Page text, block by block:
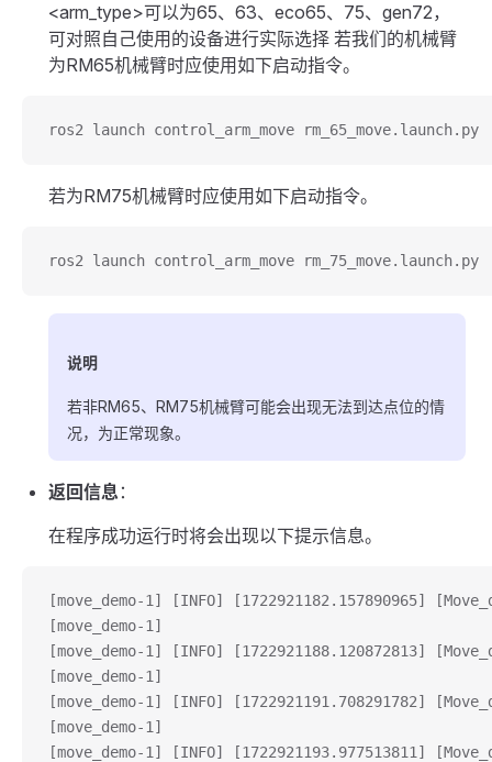
<arm_type>可以为65、63、eco65、75、gen72，
可对照自己使用的设备进行实际选择 若我们的机械臂
为RM65机械臂时应使用如下启动指令。
ros2 launch control_arm_move rm_65_move.launch.py
若为RM75机械臂时应使用如下启动指令。
ros2 launch control_arm_move rm_75_move.launch.py
说明
若非RM65、RM75机械臂可能会出现无法到达点位的情
况，为正常现象。
返回信息 ：
在程序成功运行时将会出现以下提示信息。
[move_demo-1] [INFO] [1722921182.157890965]
[move_demo-1]
[move_demo-1] [INFO] [1722921188.120872813]
[move_demo-1]
[move_demo-1] [INFO] [1722921191.708291782]
[move_demo-1]
[move_demo-1] [INFO] [1722921193.977513811]